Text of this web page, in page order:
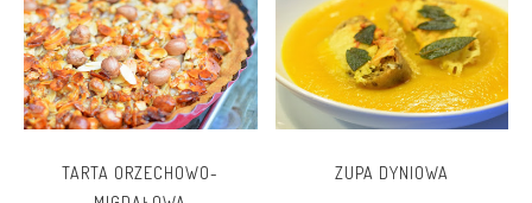
TARTA ORZECHOWO-
ZUPA DYNIOWA